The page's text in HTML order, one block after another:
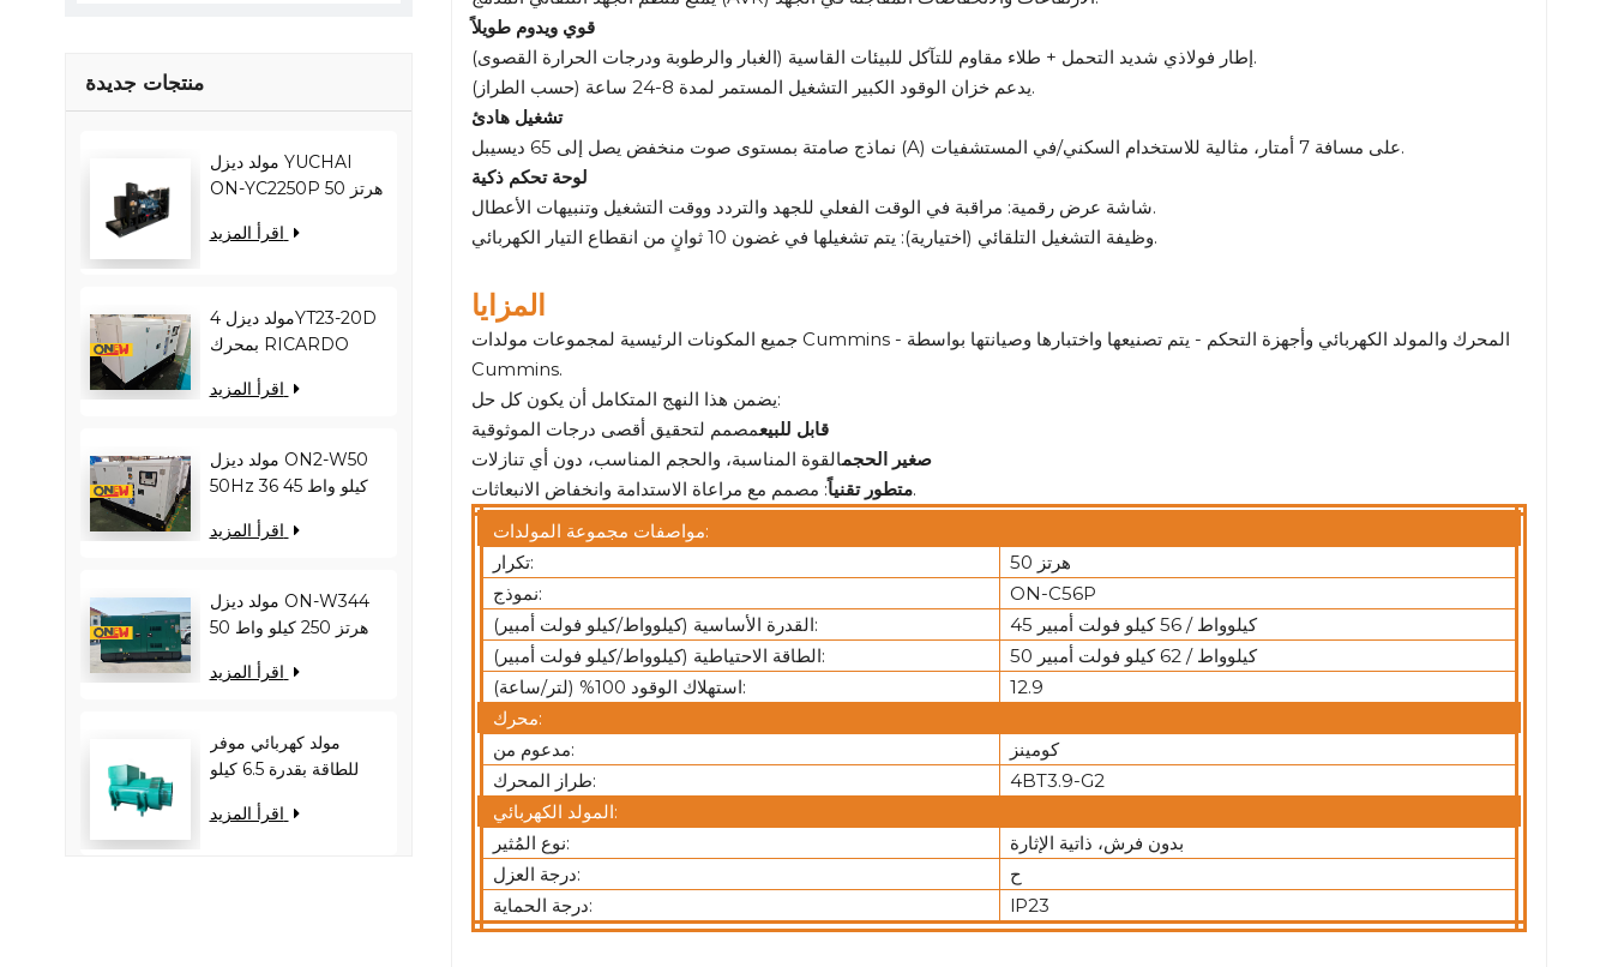
منتجات جديدة
مولد ديزل YUCHAI
ON-YC2250P 50 هرتز
كيلو فولت أمبير
مولد ديزل 4YT23-20D
بمحرك RICARDO
كيلو فولت أمبير ON2-
مولد ديزل ON2-W50
50Hz 36 كيلو واط 45
RICARDO
مولد ديزل ON-W344
50 هرتز 250 كيلو واط
RICARDO WT13B-
مولد كهربائي موفر
للطاقة بقدرة 6.5 كيلو
المحرك ويحسن كفاءة
قوي ويدوم طويلاً
إطار فولاذي شديد التحمل + طلاء مقاوم للتآكل للبيئات القاسية (الغبار والرطوبة ودرجات الحرارة القصوى).
يدعم خزان الوقود الكبير التشغيل المستمر لمدة 8-24 ساعة (حسب الطراز).
تشغيل هادئ
نماذج صامتة بمستوى صوت منخفض يصل إلى 65 ديسيبل (A) على مسافة 7 أمتار، مثالية للاستخدام السكني/في المستشفيات.
لوحة تحكم ذكية
شاشة عرض رقمية: مراقبة في الوقت الفعلي للجهد والتردد ووقت التشغيل وتنبيهات الأعطال.
وظيفة التشغيل التلقائي (اختيارية): يتم تشغيلها في غضون 10 ثوانٍ من انقطاع التيار الكهربائي.
المزايا
جميع المكونات الرئيسية لمجموعات مولدات Cummins - المحرك والمولد الكهربائي وأجهزة التحكم - يتم تصنيعها واختبارها وصيانتها بواسطة
Cummins.
يضمن هذا النهج المتكامل أن يكون كل حل:
قابل للبيعمصمم لتحقيق أقصى درجات الموثوقية
صغير الحجمالقوة المناسبة، والحجم المناسب، دون أي تنازلات
متطور تقنياً: مصمم مع مراعاة الاستدامة وانخفاض الانبعاثات.
مواصفات مجموعة المولدات:
تكرار:
50 هرتز
نموذج:
ON-C56P
القدرة الأساسية (كيلوواط/كيلو فولت أمبير):
45 كيلوواط / 56 كيلو فولت أمبير
الطاقة الاحتياطية (كيلوواط/كيلو فولت أمبير):
50 كيلوواط / 62 كيلو فولت أمبير
استهلاك الوقود 100% (لتر/ساعة):
12.9
محرك:
مدعوم من:
كومينز
طراز المحرك:
4BT3.9-G2
المولد الكهربائي:
نوع المُثير:
بدون فرش، ذاتية الإثارة
درجة العزل:
ح
درجة الحماية:
lP23